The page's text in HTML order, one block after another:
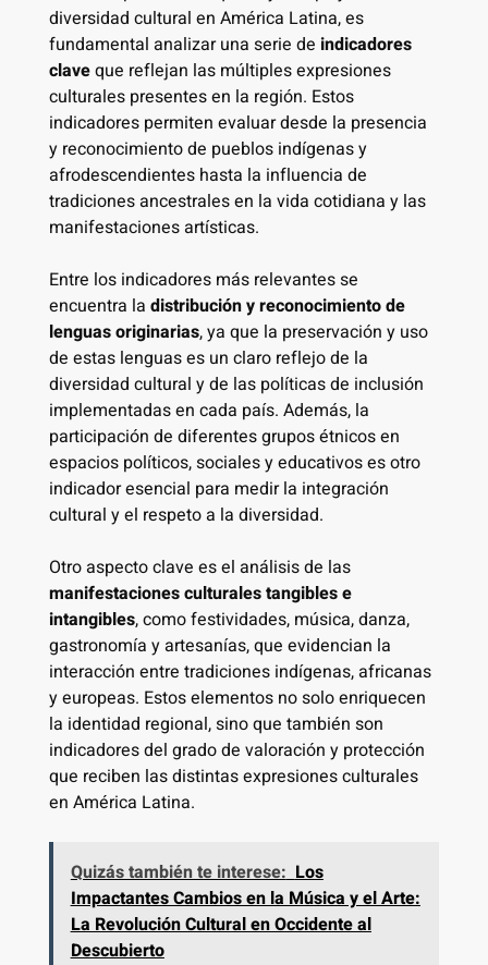
diversidad cultural en América Latina, es
fundamental analizar una serie de indicadores
claveque reflejan las múltiples expresiones
culturales presentes en la región. Estos
indicadores permiten evaluar desde la presencia
y reconocimiento de pueblos indígenas y
afrodescendientes hasta la influencia de
tradiciones ancestrales en la vida cotidiana y las
manifestaciones artísticas.
Entre los indicadores más relevantes se
encuentra la distribución y reconocimiento de
lenguas originarias, ya que la preservación y uso
de estas lenguas es un claro reflejo de la
diversidad cultural y de las políticas de inclusión
implementadas en cada país. Además, la
participación de diferentes grupos étnicos en
espacios políticos, sociales y educativos es otro
indicador esencial para medir la integración
cultural y el respeto a la diversidad.
Otro aspecto clave es el análisis de las
manifestaciones culturales tangibles e
intangibles, como festividades, música, danza,
gastronomía y artesanías, que evidencian la
interacción entre tradiciones indígenas, africanas
y europeas. Estos elementos no solo enriquecen
la identidad regional, sino que también son
indicadores del grado de valoración y protección
que reciben las distintas expresiones culturales
en América Latina.
Quizás también te interese: Los
Impactantes Cambios en la Música y el Arte:
La Revolución Cultural en Occidente al
Descubierto